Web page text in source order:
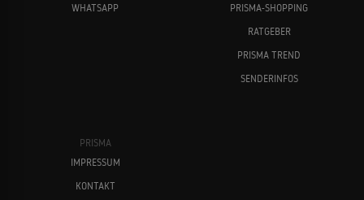
WHATSAPP
PRISMA-SHOPPING
RATGEBER
PRISMA TREND
SENDERINFOS
PRISMA
IMPRESSUM
KONTAKT